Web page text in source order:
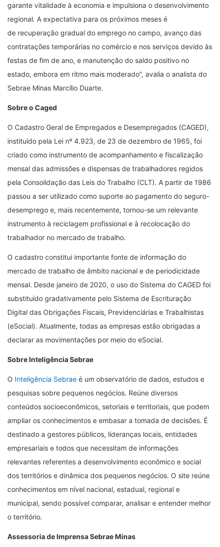
garante vitalidade à economia e impulsiona o desenvolvimento
regional. A expectativa para os próximos meses é
de recuperação gradual do emprego no campo, avanço das
contratações temporárias no comércio e nos serviços devido às
festas de fim de ano, e manutenção do saldo positivo no
estado, embora em ritmo mais moderado”, avalia o analista do
Sebrae Minas Marcílio Duarte.
Sobre o Caged
O Cadastro Geral de Empregados e Desempregados (CAGED),
instituído pela Lei nº 4.923, de 23 de dezembro de 1965, foi
criado como instrumento de acompanhamento e fiscalização
mensal das admissões e dispensas de trabalhadores regidos
pela Consolidação das Leis do Trabalho (CLT). A partir de 1986
passou a ser utilizado como suporte ao pagamento do seguro-
desemprego e, mais recentemente, tornou-se um relevante
instrumento à reciclagem profissional e à recolocação do
trabalhador no mercado de trabalho.
O cadastro constitui importante fonte de informação do
mercado de trabalho de âmbito nacional e de periodicidade
mensal. Desde janeiro de 2020, o uso do Sistema do CAGED foi
substituído gradativamente pelo Sistema de Escrituração
Digital das Obrigações Fiscais, Previdenciárias e Trabalhistas
(eSocial). Atualmente, todas as empresas estão obrigadas a
declarar as movimentações por meio do eSocial.
Sobre Inteligência Sebrae
O Inteligência Sebrae é um observatório de dados, estudos e
pesquisas sobre pequenos negócios. Reúne diversos
conteúdos socioeconômicos, setoriais e territoriais, que podem
ampliar os conhecimentos e embasar a tomada de decisões. É
destinado a gestores públicos, lideranças locais, entidades
empresariais e todos que necessitam de informações
relevantes referentes a desenvolvimento econômico e social
dos territórios e dinâmica dos pequenos negócios. O site reúne
conhecimentos em nível nacional, estadual, regional e
municipal, sendo possível comparar, analisar e entender melhor
o território.
Assessoria de Imprensa Sebrae Minas